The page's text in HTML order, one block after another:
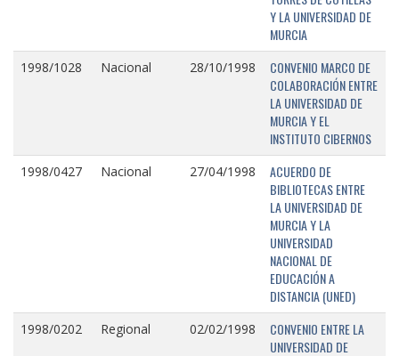
Y LA UNIVERSIDAD DE
MURCIA
1998/1028 Nacional 28/10/1998
CONVENIO MARCO DE
COLABORACIÓN ENTRE
LA UNIVERSIDAD DE
MURCIA Y EL
INSTITUTO CIBERNOS
1998/0427 Nacional 27/04/1998
ACUERDO DE
BIBLIOTECAS ENTRE
LA UNIVERSIDAD DE
MURCIA Y LA
UNIVERSIDAD
NACIONAL DE
EDUCACIÓN A
DISTANCIA (UNED)
1998/0202 Regional 02/02/1998
CONVENIO ENTRE LA
UNIVERSIDAD DE